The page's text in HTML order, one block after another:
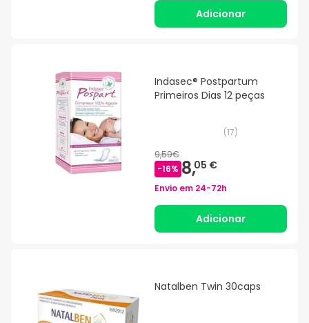
Adicionar
Indasec® Postpartum
Primeiros Dias 12 peças
(17)
9,59€
-16% 8,05 €
Envio em 24-72h
Adicionar
Natalben Twin 30caps